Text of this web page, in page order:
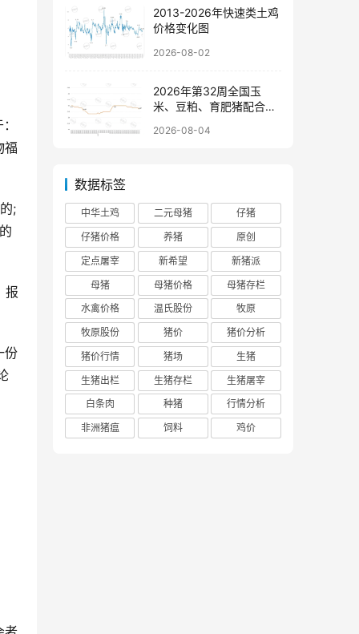
福
;
报
份
2013-2026年快速类土鸡
价格变化图
2026-08-02
2026年第32周全国玉
米、豆粕、育肥猪配合饲
2026-08-04
数据标签
中华土鸡 二元母猪
仔猪
仔猪价格
养猪
原创
定点屠宰
新希望
新猪派
母猪
母猪价格
母猪存栏
水禽价格
温氏股份
牧原
牧原股份
猪价
猪价分析
猪价行情
猪场
生猪
生猪出栏
生猪存栏
生猪屠宰
白条肉
种猪
行情分析
非洲猪瘟
饲料 鸡价